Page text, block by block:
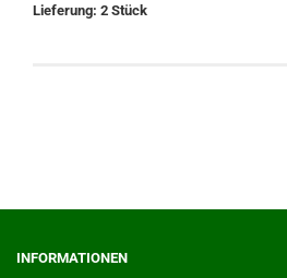
Lieferung: 2 Stück
INFORMATIONEN